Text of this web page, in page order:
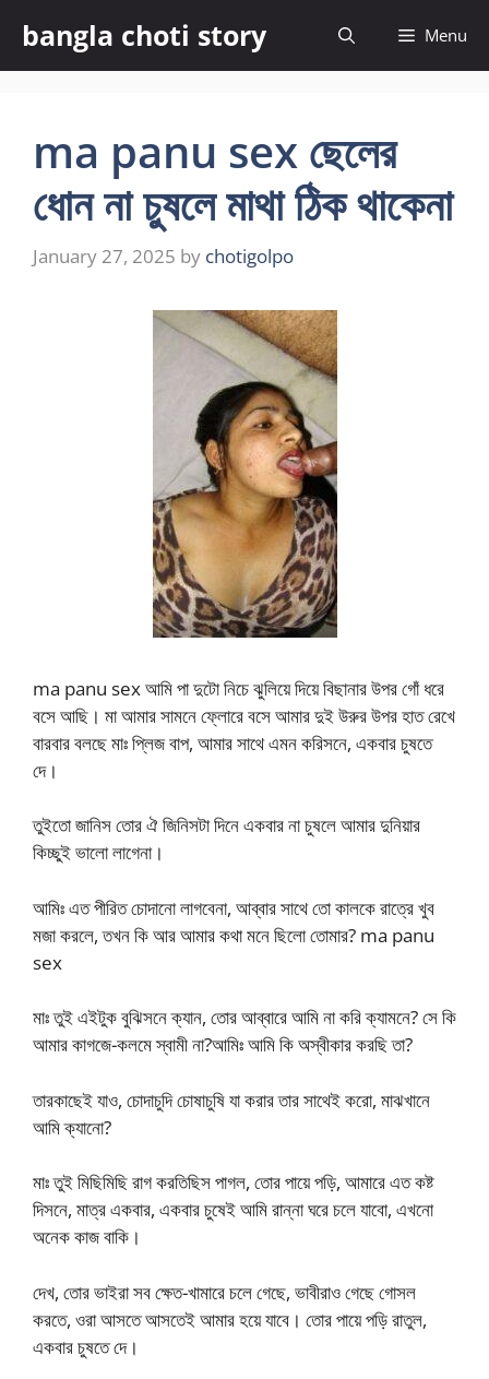
content
bangla choti story Menu
ma panu sex ছেলের
ধোন না চুষলে মাথা ঠিক থাকেনা
January 27, 2025 by chotigolpo
ma panu sex আমি পা দুটো নিচে ঝুলিয়ে দিয়ে বিছানার উপর গোঁ ধরে
বসে আছি। মা আমার সামনে ফ্লোরে বসে আমার দুই উরুর উপর হাত রেখে
বারবার বলছে মাঃ প্লিজ বাপ, আমার সাথে এমন করিসনে, একবার চুষতে
দে।
তুইতো জানিস তোর ঐ জিনিসটা দিনে একবার না চুষলে আমার দুনিয়ার
কিচ্ছুই ভালো লাগেনা।
আমিঃ এত পীরিত চোদানো লাগবেনা, আব্বার সাথে তো কালকে রাত্রে খুব
মজা করলে, তখন কি আর আমার কথা মনে ছিলো তোমার? ma panu
sex
মাঃ তুই এইটুক বুঝিসনে ক্যান, তোর আব্বারে আমি না করি ক্যামনে? সে কি
আমার কাগজে-কলমে স্বামী না?আমিঃ আমি কি অস্বীকার করছি তা?
তারকাছেই যাও, চোদাচুদি চোষাচুষি যা করার তার সাথেই করো, মাঝখানে
আমি ক্যানো?
মাঃ তুই মিছিমিছি রাগ করতিছিস পাগল, তোর পায়ে পড়ি, আমারে এত কষ্ট
দিসনে, মাত্র একবার, একবার চুষেই আমি রান্না ঘরে চলে যাবো, এখনো
অনেক কাজ বাকি।
দেখ, তোর ভাইরা সব ক্ষেত-খামারে চলে গেছে, ভাবীরাও গেছে গোসল
করতে, ওরা আসতে আসতেই আমার হয়ে যাবে। তোর পায়ে পড়ি রাতুল,
একবার চুষতে দে।